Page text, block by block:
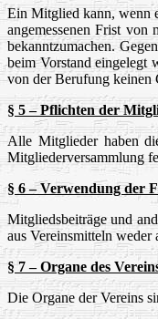
Ein Mitglied kann, wenn
angemessenen Frist
bekanntzumachen.
beim Vorstand eingelegt
von der Berufung keinen
§ 5 – Pflichten der
Alle Mitglieder haben
Mitgliederversammlung
§ 6 – Verwendung der
Mitgliedsbeiträge und
aus Vereinsmitteln
§ 7 – Organe des
Die Organe der Vereins